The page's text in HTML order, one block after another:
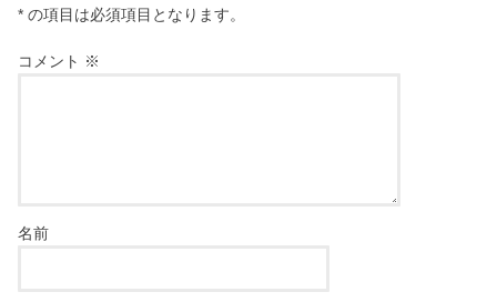
* の項目は必須項目となります。
コメント ※
名前